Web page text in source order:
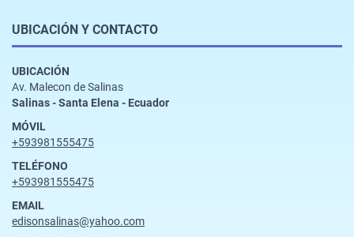
UBICACIÓN Y CONTACTO
UBICACIÓN
Av. Malecon de Salinas
Salinas - Santa Elena - Ecuador
MÓVIL
+593981555475
TELÉFONO
+593981555475
EMAIL
edisonsalinas@yahoo.com